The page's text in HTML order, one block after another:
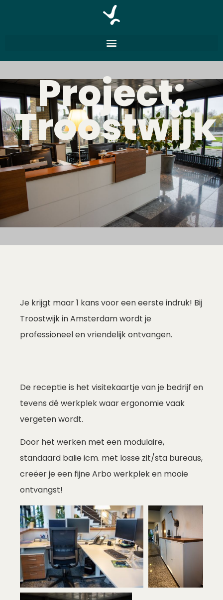
Project:
Troostwijk
Je krijgt maar 1 kans voor een eerste indruk! Bij
Troostwijk in Amsterdam wordt je
professioneel en vriendelijk ontvangen.
De receptie is het visitekaartje van je bedrijf en
tevens dé werkplek waar ergonomie vaak
vergeten wordt.
Door het werken met een modulaire,
standaard balie icm. met losse zit/sta bureaus,
creëer je een fijne Arbo werkplek en mooie
ontvangst!